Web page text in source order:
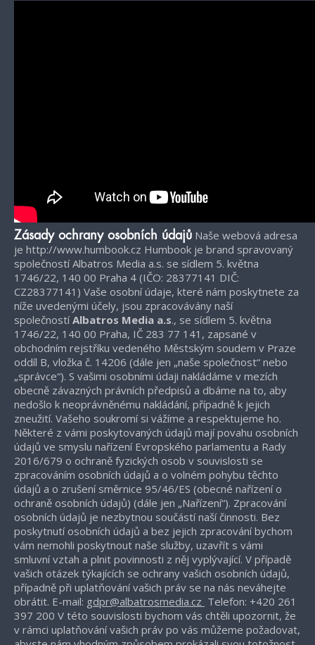
Zásady ochrany osobních údajů Naše webová adresa
je http://www.humbook.cz Humbook je brand spravovaný
společností Albatros Media a.s. se sídlem 5. května
1746/22, 140 00 Praha 4 (IČO: 28377141 DIČ:
CZ28377141) Vaše osobní údaje, které nám poskytnete za
níže uvedenými účely, jsou zpracovávány naší
společnostíAlbatros Media a.s., se sídlem 5. května
1746/22, 140 00 Praha, IČ 283 77 141, zapsané v
obchodním rejstříku vedeného Městským soudem v Praze
oddíl B, vložka č. 14206 (dále jen „naše společnost“ nebo
„správce“). S vašimi osobními údaji nakládáme v mezích
obecně závazných právních předpisů a dbáme na to, aby
nedošlo k neoprávněnému nakládání, případně k jejich
zneužití. Vašeho soukromí si vážíme a respektujeme ho.
Některé z vámi poskytovaných údajů mají povahu osobních
údajů ve smyslu nařízení Evropského parlamentu a Rady
2016/679 o ochraně fyzických osob v souvislosti se
zpracováním osobních údajů a o volném pohybu těchto
údajů a o zrušení směrnice 95/46/ES (obecné nařízení o
ochraně osobních údajů) (dále jen „Nařízení“). Zpracování
osobních údajů je nezbytnou součástí naší činnosti. Bez
poskytnutí osobních údajů a bez jejich zpracování bychom
vám nemohli poskytnout naše služby, uzavřít s vámi
smluvní vztah a plnit povinnosti z něj vyplývající. V případě
vašich otázek týkajících se ochrany vašich osobních údajů,
případně při uplatňování vašich práv se na nás neváhejte
obrátit. E-mail: gdpr@albatrosmedia.cz Telefon: +420 261
397 200 V této souvislosti bychom vás chtěli upozornit, že
v rámci uplatňování vašich práv po vás můžeme požadovat,